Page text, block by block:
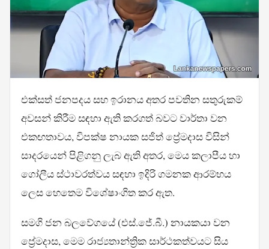
එක්සත් ජනපදය සහ ඉරානය අතර පවතින සතුරුකම්
අවසන් කිරීම සඳහා ඇති කරගත් බවට වාර්තා වන
එකඟතාවය, විපක්ෂ නායක සජිත් ප්‍රේමදාස විසින්
සාදරයෙන් පිළිගනු ලැබ ඇති අතර, මෙය කලාපීය හා
ගෝලීය ස්ථාවරත්වය සඳහා ඉදිරි ගමනක ආරම්භය
ලෙස හෙතෙම විශේෂාංගිත කර ඇත.
සමගි ජන බලවේගයේ (එස්.ජේ.බී.) නායකයා වන
ප්‍රේමදාස, මෙම රාජ්‍යතාන්ත්‍රික සාර්ථකත්වයට සිය